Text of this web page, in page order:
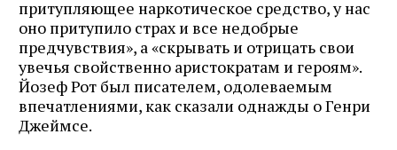
притупляющее наркотическое средство, у нас
оно притупило страх и все недобрые
предчувствия», а «скрывать и отрицать свои
увечья свойственно аристократам и героям».
Йозеф Рот был писателем, одолеваемым
впечатлениями, как сказали однажды о Генри
Джеймсе.